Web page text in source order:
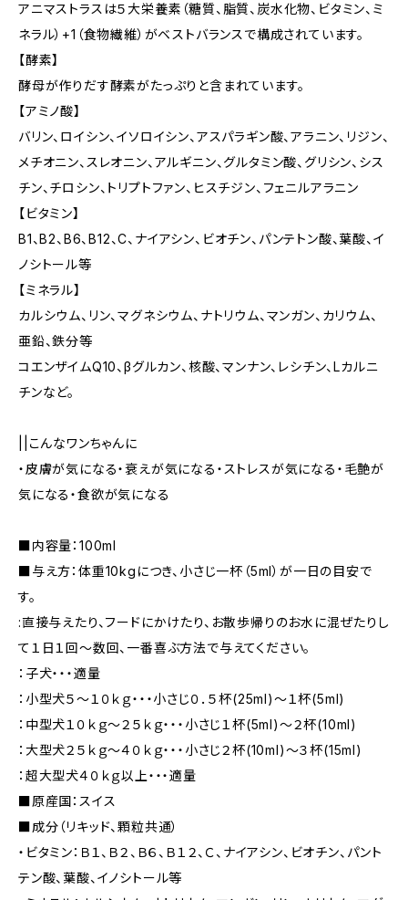
アニマストラスは５大栄養素（糖質、脂質、炭水化物、ビタミン、ミ
ネラル）+1（食物繊維）がベストバランスで構成されています。
【酵素】
酵母が作りだす酵素がたっぷりと含まれています。
【アミノ酸】
バリン、ロイシン、イソロイシン、アスパラギン酸、アラニン、リジン、
メチオニン、スレオニン、アルギニン、グルタミン酸、グリシン、シス
チン、チロシン、トリプトファン、ヒスチジン、フェニルアラニン
【ビタミン】
B1、B2、B6、B12、C、ナイアシン、ビオチン、パンテトン酸、葉酸、イ
ノシトール等
【ミネラル】
カルシウム、リン、マグネシウム、ナトリウム、マンガン、カリウム、
亜鉛、鉄分等
コエンザイムQ10、βグルカン、核酸、マンナン、レシチン、Lカルニ
チンなど。
||こんなワンちゃんに
・皮膚が気になる・衰えが気になる・ストレスが気になる・毛艶が
気になる・食欲が気になる
■内容量：100ml
■与え方：体重10kgにつき、小さじ一杯（5ml）が一日の目安で
す。
:直接与えたり、フードにかけたり、お散歩帰りのお水に混ぜたりし
て１日１回〜数回、一番喜ぶ方法で与えてください。
：子犬・・・適量
：小型犬５〜１０ｋｇ・・・小さじ０．５杯(25ml)〜１杯(5ml)
：中型犬１０ｋｇ〜２５ｋｇ・・・小さじ１杯(5ml)〜２杯(10ml)
：大型犬２５ｋｇ〜４０ｋｇ・・・小さじ２杯(10ml)〜３杯(15ml)
：超大型犬４０ｋｇ以上・・・適量
■原産国：スイス
■成分（リキッド、顆粒共通）
・ビタミン：Ｂ１、Ｂ２、Ｂ６、Ｂ１２、Ｃ、ナイアシン、ビオチン、パント
テン酸、葉酸、イノシトール等